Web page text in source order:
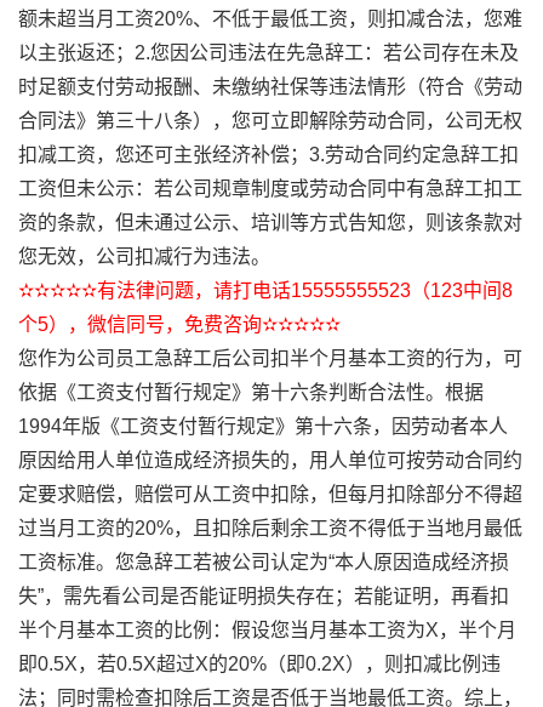
额未超当月工资20%、不低于最低工资，则扣减合法，您难
以主张返还；2.您因公司违法在先急辞工：若公司存在未及
时足额支付劳动报酬、未缴纳社保等违法情形（符合《劳动
合同法》第三十八条），您可立即解除劳动合同，公司无权
扣减工资，您还可主张经济补偿；3.劳动合同约定急辞工扣
工资但未公示：若公司规章制度或劳动合同中有急辞工扣工
资的条款，但未通过公示、培训等方式告知您，则该条款对
您无效，公司扣减行为违法。
✫✫✫✫✫有法律问题，请打电话15555555523（123中间8
个5），微信同号，免费咨询✫✫✫✫✫
您作为公司员工急辞工后公司扣半个月基本工资的行为，可
依据《工资支付暂行规定》第十六条判断合法性。根据
1994年版《工资支付暂行规定》第十六条，因劳动者本人
原因给用人单位造成经济损失的，用人单位可按劳动合同约
定要求赔偿，赔偿可从工资中扣除，但每月扣除部分不得超
过当月工资的20%，且扣除后剩余工资不得低于当地月最低
工资标准。您急辞工若被公司认定为“本人原因造成经济损
失”，需先看公司是否能证明损失存在；若能证明，再看扣
半个月基本工资的比例：假设您当月基本工资为X，半个月
即0.5X，若0.5X超过X的20%（即0.2X），则扣减比例违
法；同时需检查扣除后工资是否低于当地最低工资。综上，